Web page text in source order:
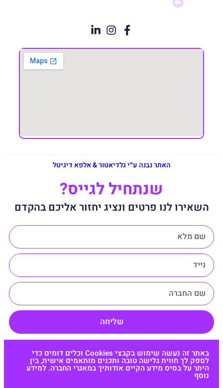
האתר נבנה ע״י גלדיאטור & אלפא דיגיטל
שנתחיל לגייס?
השאירו לנו פרטים ונציג יחזור אליכם בהקדם
שליחה
באתר זה נעשה שימוש בקבצי Cookies וכלים דומים כדי
לספק לך חווית גלישה טובה ותכנים מותאמים אישית, בין
היתר על בסיס מידע הקיים אודותיך במאגרי החברה. למידע
נוסף